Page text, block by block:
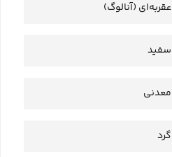
عقربه‌ای (آنالوگ)
سفید
معدنی
گرد